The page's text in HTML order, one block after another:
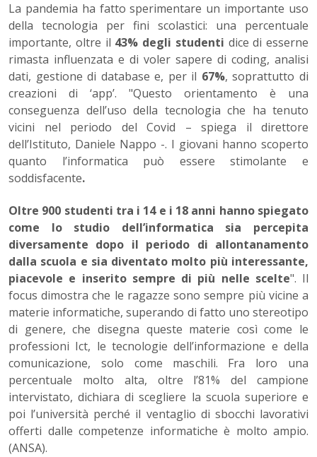
La pandemia ha fatto sperimentare un importante uso
della tecnologia per fini scolastici: una percentuale
importante, oltre il 43% degli studenti dice di esserne
rimasta influenzata e di voler sapere di coding, analisi
dati, gestione di database e, per il 67%, soprattutto di
creazioni di ‘app’. "Questo orientamento è una
conseguenza dell’uso della tecnologia che ha tenuto
vicini nel periodo del Covid – spiega il direttore
dell’Istituto, Daniele Nappo -. I giovani hanno scoperto
quanto l’informatica può essere stimolante e
soddisfacente.
Oltre 900 studenti tra i 14 e i 18 anni hanno spiegato
come lo studio dell’informatica sia percepita
diversamente dopo il periodo di allontanamento
dalla scuola e sia diventato molto più interessante,
piacevole e inserito sempre di più nelle scelte". Il
focus dimostra che le ragazze sono sempre più vicine a
materie informatiche, superando di fatto uno stereotipo
di genere, che disegna queste materie così come le
professioni Ict, le tecnologie dell’informazione e della
comunicazione, solo come maschili. Fra loro una
percentuale molto alta, oltre l’81% del campione
intervistato, dichiara di scegliere la scuola superiore e
poi l’università perché il ventaglio di sbocchi lavorativi
offerti dalle competenze informatiche è molto ampio.
(ANSA).